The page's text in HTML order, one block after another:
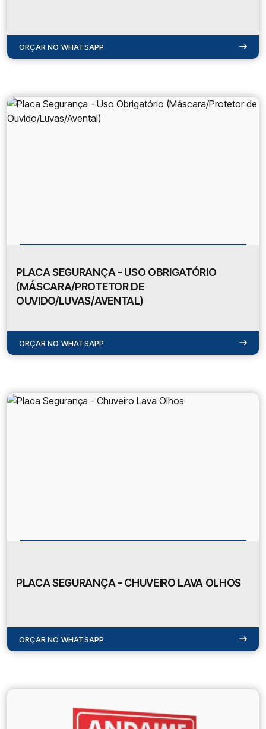
ORÇAR NO WHATSAPP
PLACA SEGURANÇA - USO OBRIGATÓRIO
(MÁSCARA/PROTETOR DE
OUVIDO/LUVAS/AVENTAL)
ORÇAR NO WHATSAPP
PLACA SEGURANÇA - CHUVEIRO LAVA OLHOS
ORÇAR NO WHATSAPP